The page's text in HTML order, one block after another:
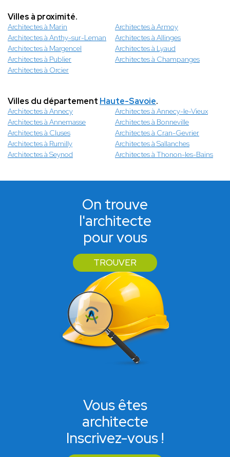
Villes à proximité.
Architectes à Marin
Architectes à Armoy
Architectes à Anthy-sur-Leman
Architectes à Allinges
Architectes à Margencel
Architectes à Lyaud
Architectes à Publier
Architectes à Champanges
Architectes à Orcier
Villes du département Haute-Savoie.
Architectes à Annecy
Architectes à Annecy-le-Vieux
Architectes à Annemasse
Architectes à Bonneville
Architectes à Cluses
Architectes à Cran-Gevrier
Architectes à Rumilly
Architectes à Sallanches
Architectes à Seynod
Architectes à Thonon-les-Bains
On trouve
l'architecte
pour vous
TROUVER
Vous êtes
architecte
Inscrivez-vous !